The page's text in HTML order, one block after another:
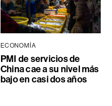
ECONOMÍA
PMI de servicios de
China cae a su nivel más
bajo en casi dos años